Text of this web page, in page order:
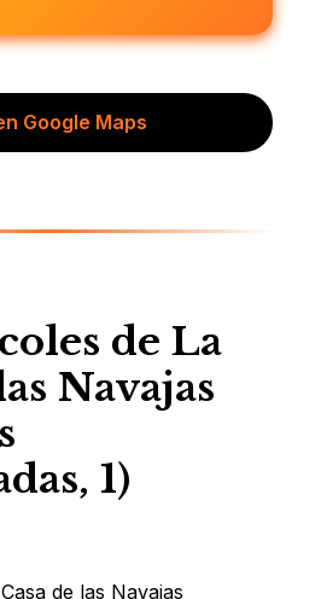
Google Maps
de La
Navajas
1)